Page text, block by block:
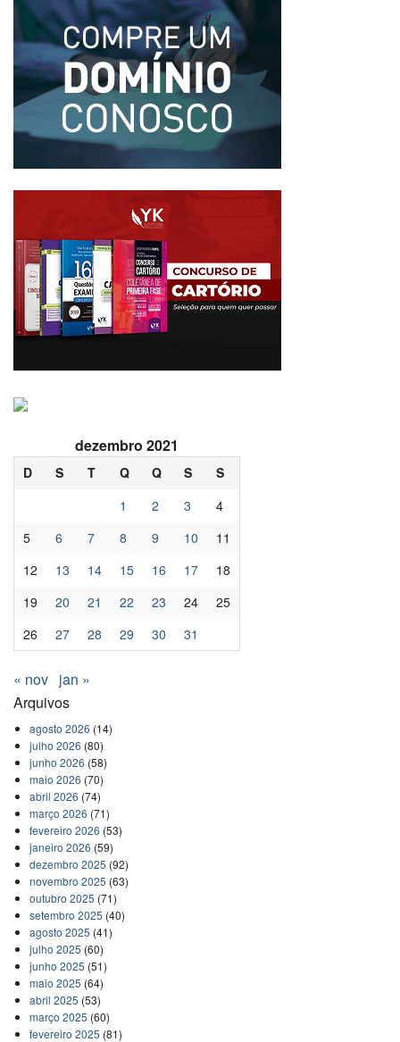
dezembro 2021
D S T Q Q S
S
1
2 3
4
5
6 7 8 9 10
11
12
13 14 15 16 17
18
19
20 21 22 23 24
25
26
27 28 29 30 31
« nov jan »
Arquivos
agosto 2026 (14)
julho 2026 (80)
junho 2026 (58)
maio 2026 (70)
abril 2026 (74)
março 2026 (71)
fevereiro 2026 (53)
janeiro 2026 (59)
dezembro 2025 (92)
novembro 2025 (63)
outubro 2025 (71)
setembro 2025 (40)
agosto 2025 (41)
julho 2025 (60)
junho 2025 (51)
maio 2025 (64)
abril 2025 (53)
março 2025 (60)
fevereiro 2025 (81)